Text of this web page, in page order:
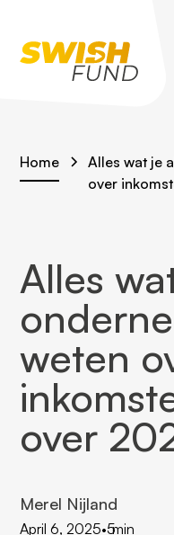
Home
Alles wat je
over
Alles
weten
over
Merel Nijland
April 6, 2025•5min